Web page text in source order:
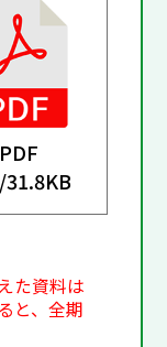
PDF
31.8KB
た資料は
と、全期